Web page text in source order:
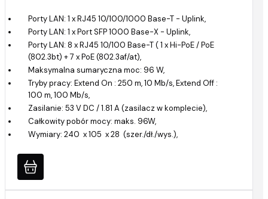
Porty LAN: 1 x RJ45 10/100/1000 Base-T - Uplink,
Porty LAN: 1 x Port SFP 1000 Base-X - Uplink,
Porty LAN: 8 x RJ45 10/100 Base-T ( 1 x Hi-PoE / PoE
(802.3bt) + 7 x PoE (802.3af/at),
Maksymalna sumaryczna moc: 96 W,
Tryby pracy: Extend On : 250 m, 10 Mb/s, Extend Off :
100 m, 100 Mb/s,
Zasilanie: 53 V DC / 1.81 A (zasilacz w komplecie),
Całkowity pobór mocy: maks. 96W,
Wymiary: 240 x 105 x 28 (szer./dł./wys.),